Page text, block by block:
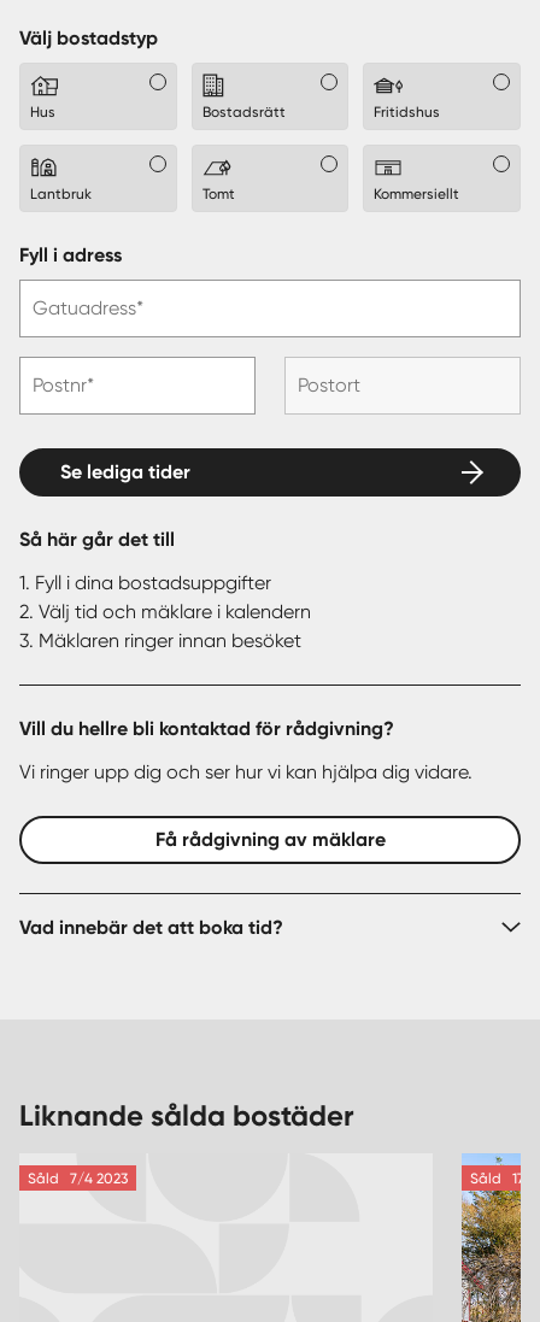
Välj bostadstyp
Hus Bostadsrätt Fritidshus
Lantbruk Tomt Kommersiellt
Fyll i adress
Gatuadress*
Postnr* Postort
Se lediga tider
Så här går det till
1. Fyll i dina bostadsuppgifter
2. Välj tid och mäklare i kalendern
3. Mäklaren ringer innan besöket
Vill du hellre bli kontaktad för rådgivning?
Vi ringer upp dig och ser hur vi kan hjälpa dig vidare.
Få rådgivning av mäklare
Vad innebär det att boka tid?
Liknande sålda bostäder
Såld 7/4 2023 Såld 17/